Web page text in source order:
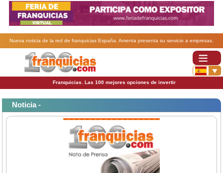
Nueva noticia de la red de franquicias España. Amenta presenta su servicio a empresas.
Franquicias. Las 100 mejores opciones de invertir
Noticia -